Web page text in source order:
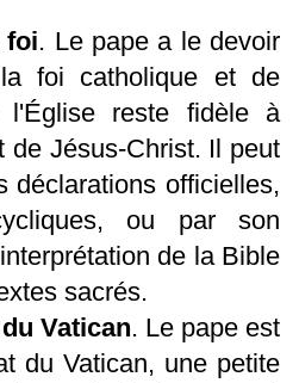
foi. Le pape a le devoir
foi catholique et de
l'Église reste fidèle à
de Jésus-Christ. Il peut
déclarations officielles,
ou par son
de la Bible
sacrés.
Vatican. Le pape est
du Vatican, une petite